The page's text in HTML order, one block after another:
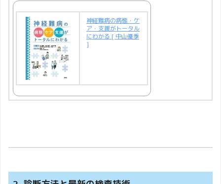
神経難病の病態・ケ
ア・支援がトータル
にわかる [ 中山優季
]